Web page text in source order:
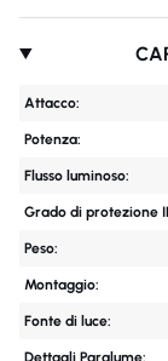
Attacco:
Potenza:
Flusso luminoso:
Grado di protezione
Peso:
Montaggio:
Fonte di luce:
Dettagli Paralume: